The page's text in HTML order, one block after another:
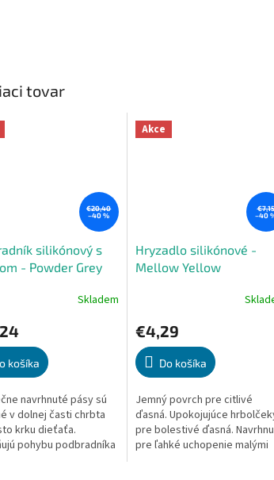
tovar
€20,40
–40 %
silikónový s
- Powder Grey
Skladem
košíka
navrhnuté pásy sú
v dolnej časti chrbta
krku dieťaťa.
pohybu podbradníka
Akce
€7,15
–40
Hryzadlo silikónové -
Mellow Yellow
produktu
je
5,0
z
5
hviezdičiek.
€4,29
Do košíka
Jemný povrch pre citlivé
ďasná. Upokojujúce
pre bolestivé ďasná.
pre ľahké uchopenie malými